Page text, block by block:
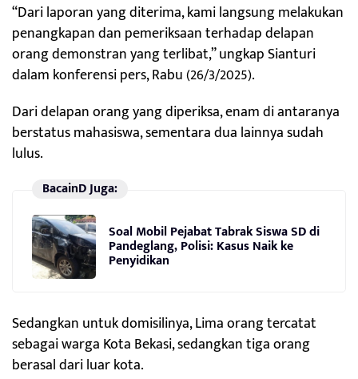
“Dari laporan yang diterima, kami langsung melakukan
penangkapan dan pemeriksaan terhadap delapan
orang demonstran yang terlibat,” ungkap Sianturi
dalam konferensi pers, Rabu (26/3/2025).
Dari delapan orang yang diperiksa, enam di antaranya
berstatus mahasiswa, sementara dua lainnya sudah
lulus.
BacainD Juga:
Soal Mobil Pejabat Tabrak Siswa SD di
Pandeglang, Polisi: Kasus Naik ke
Penyidikan
Sedangkan untuk domisilinya, Lima orang tercatat
sebagai warga Kota Bekasi, sedangkan tiga orang
berasal dari luar kota.